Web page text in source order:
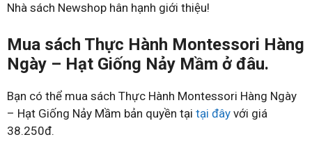
Nhà sách Newshop hân hạnh giới thiệu!
Mua sách Thực Hành Montessori Hàng
Ngày – Hạt Giống Nảy Mầm ở đâu.
Bạn có thể mua sách Thực Hành Montessori Hàng Ngày
– Hạt Giống Nảy Mầm bản quyền tại tại đây với giá
38.250đ.